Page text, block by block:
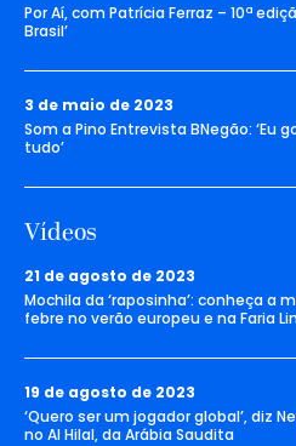
Por Aí, com Patrícia Ferraz – 10ª
Brasil’
3 de maio de 2023
Som a Pino Entrevista BNegão: ‘Eu
tudo’
Vídeos
21 de agosto de 2023
Mochila da ‘raposinha’: conheça a
febre no verão europeu e na Faria
19 de agosto de 2023
‘Quero ser um jogador global’, diz
no Al Hilal, da Arábia Saudita